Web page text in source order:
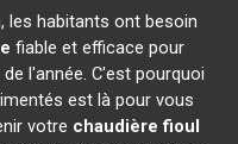
, les habitants ont besoin
fiable et efficace pour
l'année. C'est pourquoi
est là pour vous
votre chaudière fioul